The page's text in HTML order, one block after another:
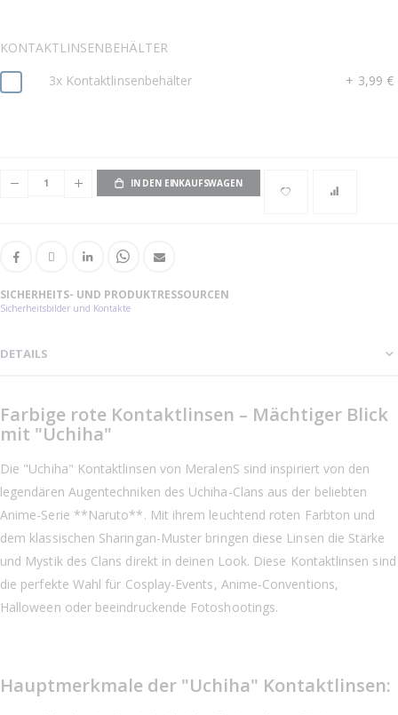
KONTAKTLINSENBEHÄLTER
3x Kontaktlinsenbehälter
+ 3,99 €
IN DEN EINKAUFSWAGEN
SICHERHEITS- UND PRODUKTRESSOURCEN
Sicherheitsbilder und Kontakte
DETAILS
Farbige rote Kontaktlinsen – Mächtiger Blick
mit "Uchiha"
Die "Uchiha" Kontaktlinsen von MeralenS sind inspiriert von den
legendären Augentechniken des Uchiha-Clans aus der beliebten
Anime-Serie **Naruto**. Mit ihrem leuchtend roten Farbton und
dem klassischen Sharingan-Muster bringen diese Linsen die Stärke
und Mystik des Clans direkt in deinen Look. Diese Kontaktlinsen sind
die perfekte Wahl für Cosplay-Events, Anime-Conventions,
Halloween oder beeindruckende Fotoshootings.
Hauptmerkmale der "Uchiha" Kontaktlinsen: